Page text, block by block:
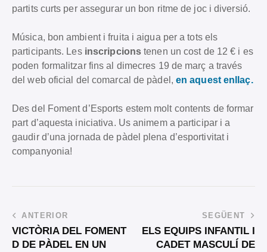
partits curts per assegurar un bon ritme de joc i diversió.
Música, bon ambient i fruita i aigua per a tots els
participants. Les inscripcionstenen un cost de 12 € i es
poden formalitzar fins al dimecres 19 de març a través
del web oficial del comarcal de pàdel, en aquest enllaç.
Des del Foment d’Esports estem molt contents de formar
part d’aquesta iniciativa. Us animem a participar i a
gaudir d’una jornada de pàdel plena d’esportivitat i
companyonia!
ANTERIOR
VICTÒRIA DEL FOMENT
D DE PÀDEL EN UN
SEGÜENT
ELS EQUIPS INFANTIL I
CADET MASCULÍ DE